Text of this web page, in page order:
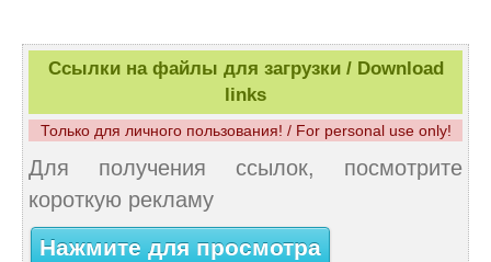
Ссылки на файлы для загрузки / Download
links
Только для личного пользования! / For personal use only!
Для получения ссылок, посмотрите
короткую рекламу
Нажмите для просмотра